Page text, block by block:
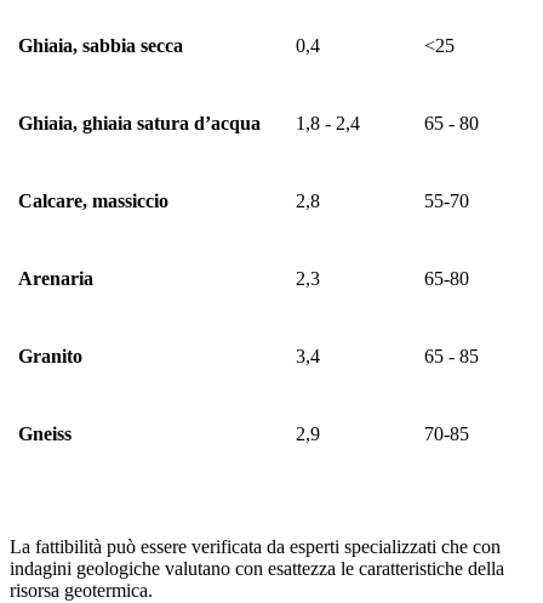
Ghiaia, sabbia secca 0,4 <25
Ghiaia, ghiaia satura d’acqua 1,8 - 2,4 65 - 80
Calcare, massiccio 2,8 55-70
Arenaria 2,3 65-80
Granito 3,4 65 - 85
Gneiss 2,9 70-85
La fattibilità può essere verificata da esperti specializzati che con
indagini geologiche valutano con esattezza le caratteristiche della
risorsa geotermica.